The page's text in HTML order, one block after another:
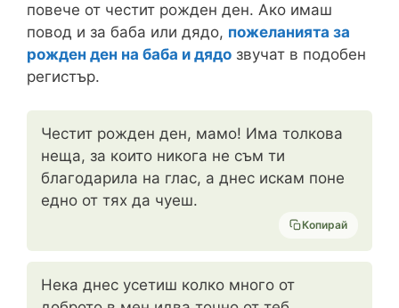
повече от честит рожден ден. Ако имаш
повод и за баба или дядо, пожеланията за
рожден ден на баба и дядо звучат в подобен
регистър.
Честит рожден ден, мамо! Има толкова
неща, за които никога не съм ти
благодарила на глас, а днес искам поне
едно от тях да чуеш.
Копирай
Нека днес усетиш колко много от